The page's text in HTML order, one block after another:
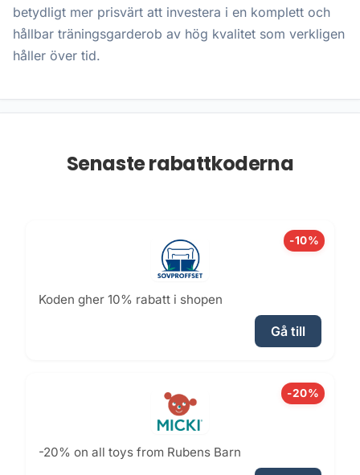
betydligt mer prisvärt att investera i en komplett och
hållbar träningsgarderob av hög kvalitet som verkligen
håller över tid.
Senaste rabattkoderna
-10%
Koden gher 10% rabatt i shopen
Gå till
-20%
-20% on all toys from Rubens Barn